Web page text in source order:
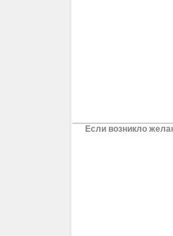
Если возникло